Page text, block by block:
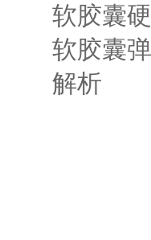
软胶囊
软胶囊
解析